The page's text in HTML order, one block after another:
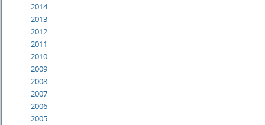
2014
2013
2012
2011
2010
2009
2008
2007
2006
2005